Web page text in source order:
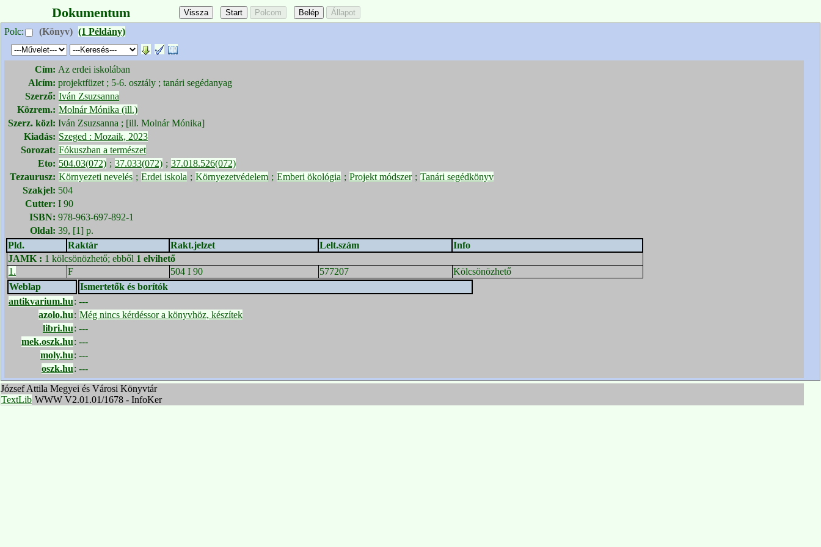
Dokumentum
Polc: (Könyv) (1 Példány)
Cím: Az erdei iskolában
Alcím: projektfüzet ; 5-6. osztály ; tanári segédanyag
Szerző: Iván Zsuzsanna
Közrem.: Molnár Mónika (ill.)
Szerz. közl: Iván Zsuzsanna ; [ill. Molnár Mónika]
Kiadás: Szeged : Mozaik, 2023
Sorozat: Fókuszban a természet
Eto: 504.03(072) ; 37.033(072) ; 37.018.526(072)
Tezaurusz: Környezeti nevelés ; Erdei iskola ; Környezetvédelem ; Emberi ökológia ; Projekt módszer ; Tanári segédkönyv
Szakjel: 504
Cutter: I 90
ISBN: 978-963-697-892-1
Oldal: 39, [1] p.
Pld.
Raktár Rakt.jelzet Lelt.szám
Info
JAMK : 1 kölcsönözhető; ebből 1 elvihető
1.
F 504 I 90 577207
Kölcsönözhető
Weblap
Ismertetők és borítók
antikvarium.hu: ---
azolo.hu: Még nincs kérdéssor a könyvhöz, készítek
libri.hu: ---
mek.oszk.hu: ---
moly.hu: ---
oszk.hu: ---
József Attila Megyei és Városi Könyvtár
TextLib WWW V2.01.01/1678 - InfoKer